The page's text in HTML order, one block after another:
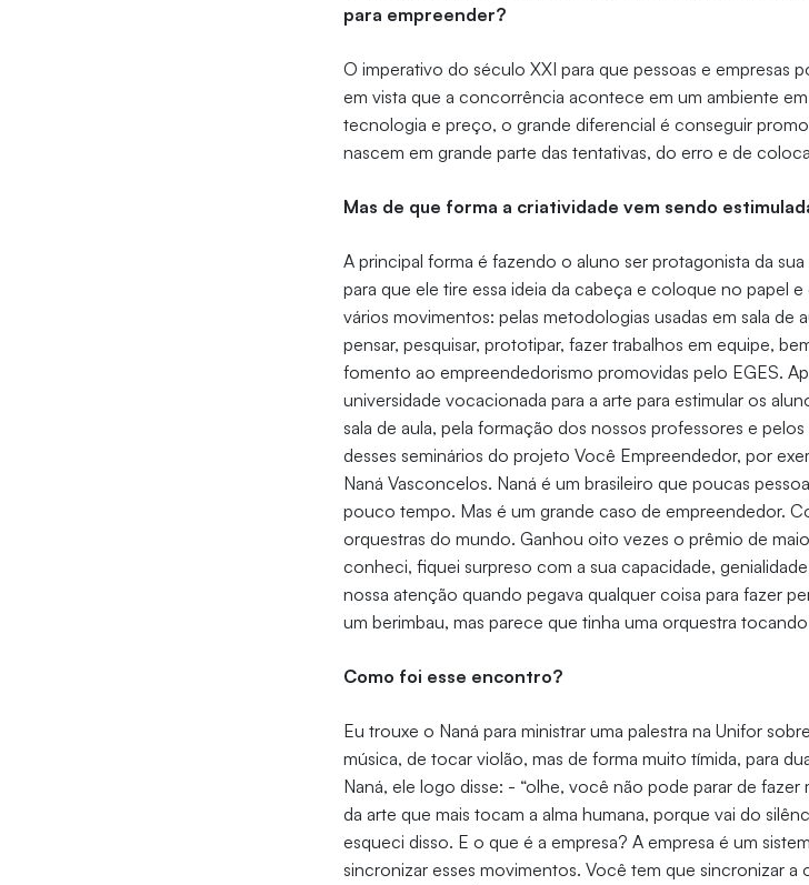
para empreender?
O imperativo do século XXI para que pessoas e empresas
em vista que a concorrência acontece em um ambiente
tecnologia e preço, o grande diferencial é conseguir
nascem em grande parte das tentativas, do erro e de
Mas de que forma a criatividade vem sendo
A principal forma é fazendo o aluno ser protagonista da
para que ele tire essa ideia da cabeça e coloque no papel
vários movimentos: pelas metodologias usadas em sala de
pensar, pesquisar, prototipar, fazer trabalhos em equipe,
fomento ao empreendedorismo promovidas pelo EGES.
universidade vocacionada para a arte para estimular os
sala de aula, pela formação dos nossos professores e
desses seminários do projeto Você Empreendedor, por
Naná Vasconcelos. Naná é um brasileiro que poucas
pouco tempo. Mas é um grande caso de empreendedor.
orquestras do mundo. Ganhou oito vezes o prêmio de
conheci, fiquei surpreso com a sua capacidade,
nossa atenção quando pegava qualquer coisa para fazer
um berimbau, mas parece que tinha uma orquestra
Como foi esse encontro?
Eu trouxe o Naná para ministrar uma palestra na Unifor
música, de tocar violão, mas de forma muito tímida, para
Naná, ele logo disse: - “olhe, você não pode parar de fazer
da arte que mais tocam a alma humana, porque vai do
esqueci disso. E o que é a empresa? A empresa é um
sincronizar esses movimentos. Você tem que sincronizar